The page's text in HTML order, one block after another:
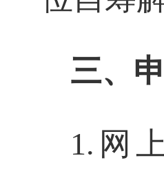
三、
1. 网